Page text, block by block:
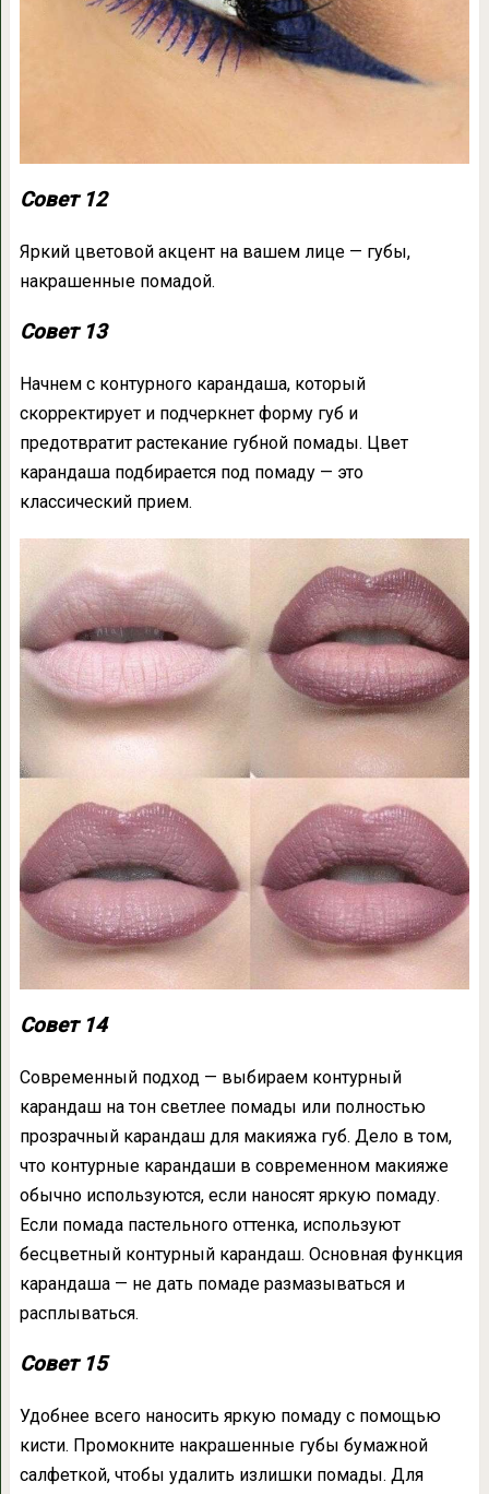
Совет 12
Яркий цветовой акцент на вашем лице — губы,
накрашенные помадой.
Совет 13
Начнем с контурного карандаша, который
скорректирует и подчеркнет форму губ и
предотвратит растекание губной помады. Цвет
карандаша подбирается под помаду — это
классический прием.
Совет 14
Современный подход — выбираем контурный
карандаш на тон светлее помады или полностью
прозрачный карандаш для макияжа губ. Дело в том,
что контурные карандаши в современном макияже
обычно используются, если наносят яркую помаду.
Если помада пастельного оттенка, используют
бесцветный контурный карандаш. Основная функция
карандаша — не дать помаде размазываться и
расплываться.
Совет 15
Удобнее всего наносить яркую помаду с помощью
кисти. Промокните накрашенные губы бумажной
салфеткой, чтобы удалить излишки помады. Для